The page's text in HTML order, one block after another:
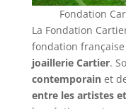
Fondation
La Fondation
fondation
joaillerie Cartier.
contemporainet
entre les artistes